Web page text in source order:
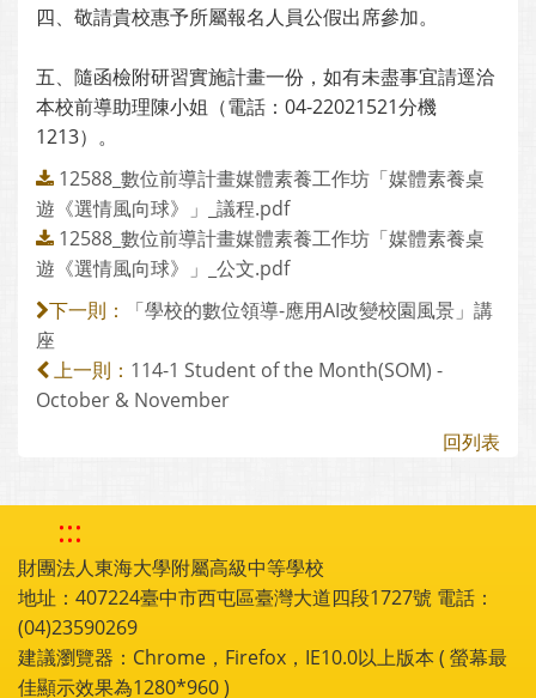
四、敬請貴校惠予所屬報名人員公假出席參加。
五、隨函檢附研習實施計畫一份，如有未盡事宜請逕洽
本校前導助理陳小姐（電話：04-22021521分機
1213）。
12588_數位前導計畫媒體素養工作坊「媒體素養桌
遊《選情風向球》」_議程.pdf
12588_數位前導計畫媒體素養工作坊「媒體素養桌
遊《選情風向球》」_公文.pdf
下一則：
「學校的數位領導-應用AI改變校園風景」講
座
上一則： 114-1 Student of the Month(SOM) -
October & November
回列表
:::
財團法人東海大學附屬高級中等學校
地址：407224臺中市西屯區臺灣大道四段1727號 電話：
(04)23590269
建議瀏覽器：Chrome，Firefox，IE10.0以上版本 ( 螢幕最
佳顯示效果為1280*960 )